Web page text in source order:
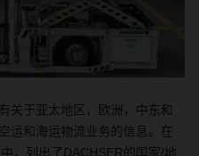
关于亚太地区，欧洲，中东和
空运和海运物流业务的信息。在
，列出了DACHSER的国家/地